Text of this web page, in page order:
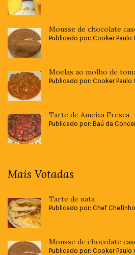
Mousse de chocolate
Publicado por: Cooker Paulo
Moelas ao molho de
Publicado por: Cooker Paulo
Tarte de Ameixa Fresca
Publicado por: Baú da
Mais Votadas
Tarte de nata
Publicado por: Chef Chefinho
Mousse de chocolate
Publicado por: Cooker Paulo